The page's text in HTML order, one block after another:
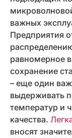
важных
Предприятия
равномерное
сохранение
– еще один
выдерживать
температур и
качества.
вносят